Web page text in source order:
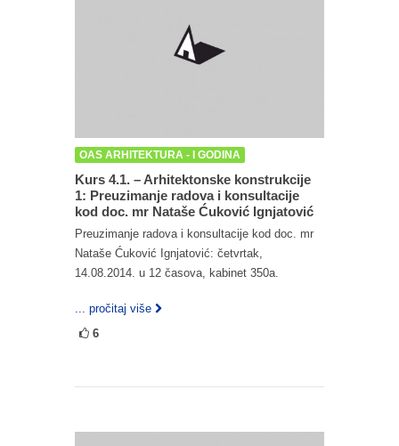
OAS ARHITEKTURA - I GODINA
Kurs 4.1. – Arhitektonske konstrukcije
1: Preuzimanje radova i konsultacije
kod doc. mr Nataše Ćuković Ignjatović
Preuzimanje radova i konsultacije kod doc. mr
Nataše Ćuković Ignjatović: četvrtak,
14.08.2014. u 12 časova, kabinet 350a.
... pročitaj više
6